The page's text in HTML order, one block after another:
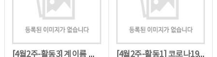
[4월2주-활동3] 계이름 알기
[4월2주-활동1] 코로나19 예방교육